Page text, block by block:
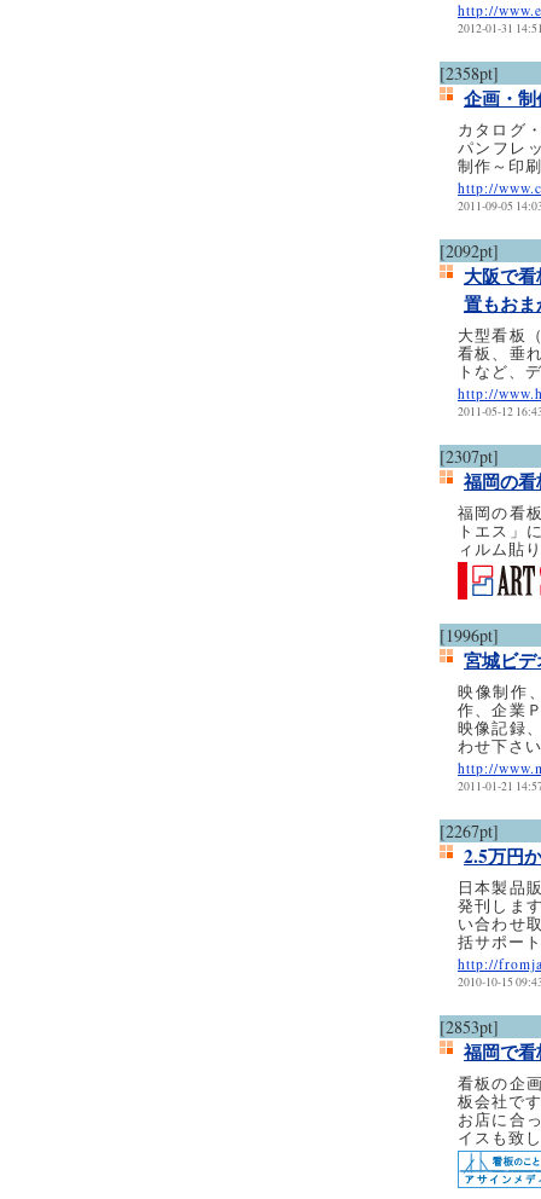
http://
2012-01-31
[2358pt]
企画・
カタログ
パンフレ
制作～印
http://
2011-09-05
[2092pt]
大阪で
置もお
大型看板
看板、垂
トなど、
http://
2011-05-12
[2307pt]
福岡の
福岡の看
トエス」
ィルム貼
[1996pt]
宮城ビ
映像制作
作、企業
映像記録
わせ下さ
http://
2011-01-21
[2267pt]
2.5万円
日本製品
発刊しま
い合わせ
括サポー
http://
2010-10-15
[2853pt]
福岡で
看板の企
板会社です
お店に合
イスも致